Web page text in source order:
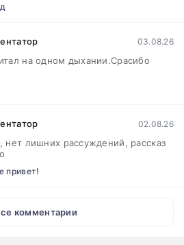
03.08.26
на одном дыхании.Срасибо
02.08.26
нет лишних рассуждений, рассказ
привет!
комментарии